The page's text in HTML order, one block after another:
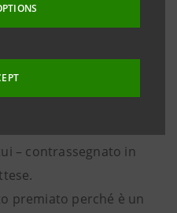
– contrassegnato in
premiato perché è un